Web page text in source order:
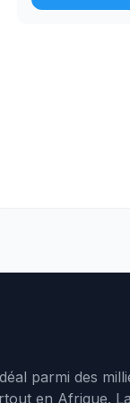
parmi des
en Afrique.